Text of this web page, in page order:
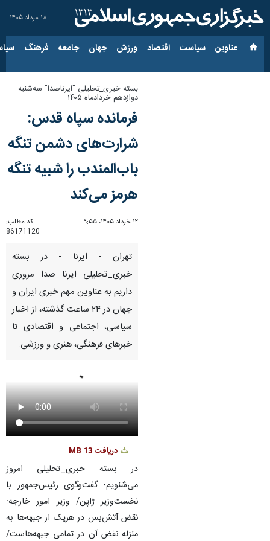
۱۸ مرداد ۱۴۰۵
عناوین‌ سیاست اقتصاد ورزش جهان جامعه فرهنگ
بسته خبری_تحلیلی "ایرناصدا" سه‌شنبه
دوازدهم خردادماه ۱۴۰۵
فرمانده سپاه قدس:
شرارت‌های دشمن تنگه
باب‌المندب را شبیه تنگه
هرمز می‌کند
۱۲ خرداد ۱۴۰۵، ۹:۵۵
کد مطلب:
86171120
PausePlay
00:00